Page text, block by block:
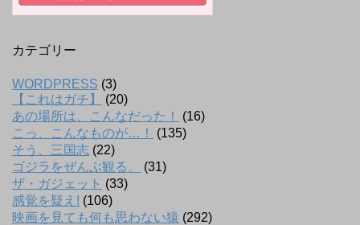
カテゴリー
WORDPRESS (3)
【これはガチ】
(20)
あの場所は、こんなだった！
(16)
こっ、こんなものが…！
(135)
そう、三国志 (22)
ゴジラをぜんぶ観る。
(31)
ザ・ガジェット (33)
感覚を疑え! (106)
映画を見ても何も思わない猿 (292)